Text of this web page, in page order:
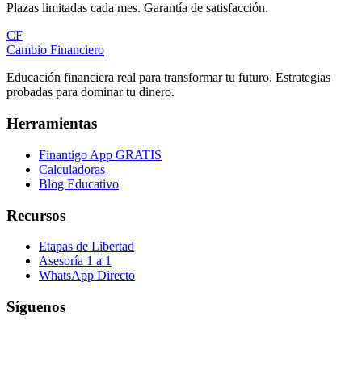
Plazas limitadas cada mes. Garantía de satisfacción.
CF
Cambio Financiero
Educación financiera real para transformar tu futuro. Estrategias
probadas para dominar tu dinero.
Herramientas
Finantigo App GRATIS
Calculadoras
Blog Educativo
Recursos
Etapas de Libertad
Asesoría 1 a 1
WhatsApp Directo
Síguenos